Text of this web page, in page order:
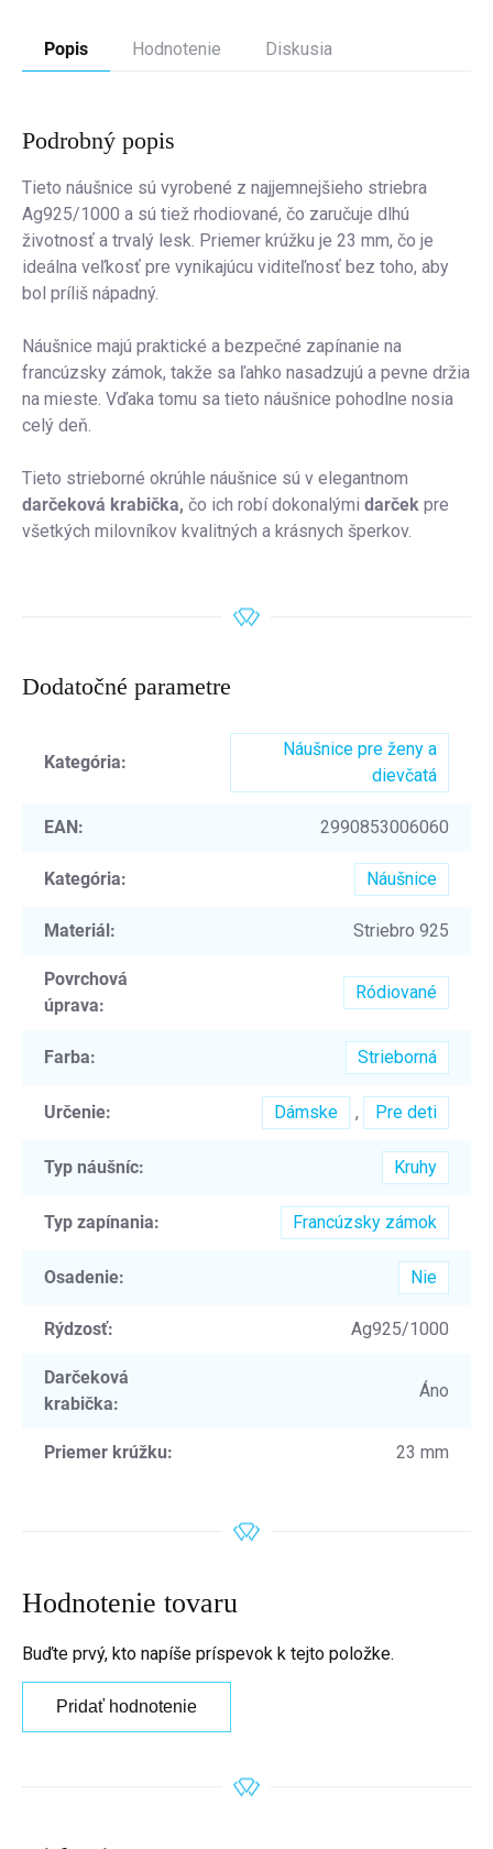
Popis Hodnotenie Diskusia
Podrobný popis
Tieto náušnice sú vyrobené z najjemnejšieho striebra
Ag925/1000 a sú tiež rhodiované, čo zaručuje dlhú
životnosť a trvalý lesk. Priemer krúžku je 23 mm, čo je
ideálna veľkosť pre vynikajúcu viditeľnosť bez toho, aby
bol príliš nápadný.
Náušnice majú praktické a bezpečné zapínanie na
francúzsky zámok, takže sa ľahko nasadzujú a pevne držia
na mieste. Vďaka tomu sa tieto náušnice pohodlne nosia
celý deň.
Tieto strieborné okrúhle náušnice sú v elegantnom
darčeková krabička, čo ich robí dokonalými darček pre
všetkých milovníkov kvalitných a krásnych šperkov.
Dodatočné parametre
Kategória:
Náušnice pre ženy a
dievčatá
EAN: 2990853006060
Kategória: Náušnice
Materiál: Striebro 925
Povrchová
úprava:
Ródiované
Farba: Strieborná
Určenie: Dámske , Pre deti
Typ náušníc: Kruhy
Typ zapínania: Francúzsky zámok
Osadenie: Nie
Rýdzosť: Ag925/1000
Darčeková
krabička:
Áno
Priemer krúžku: 23 mm
Hodnotenie tovaru
Buďte prvý, kto napíše príspevok k tejto položke.
Pridať hodnotenie